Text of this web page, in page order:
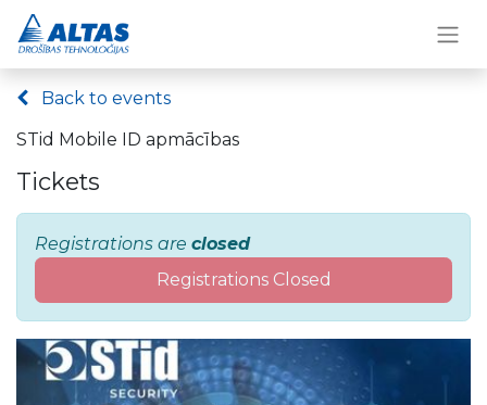
Back to events
STid Mobile ID apmācības
Tickets
Registrations are closed
Registrations Closed